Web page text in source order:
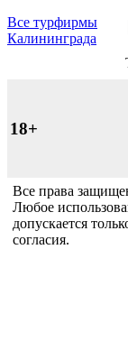
Все турфирмы
Калининграда
18+
Все права
Любое
допускается
согласия.